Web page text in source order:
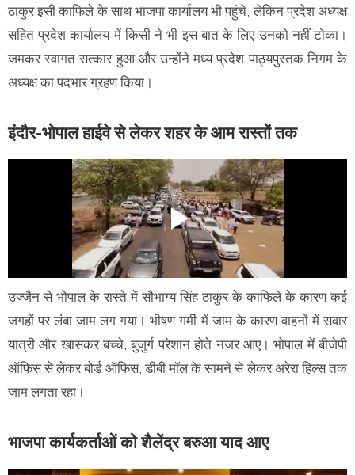
ठाकुर इसी काफिले के साथ भाजपा कार्यालय भी पहुंचे, लेकिन प्रदेश अध्यक्ष
सहित प्रदेश कार्यालय में किसी ने भी इस बात के लिए उनको नहीं टोका।
जमकर स्वागत सत्कार हुआ और उन्होंने मध्य प्रदेश पाठ्यपुस्तक निगम के
अध्यक्ष का पदभार ग्रहण किया।
इंदौर-भोपाल हाईवे से लेकर शहर के आम रास्तों तक
उज्जैन से भोपाल के रास्ते में सौभाग्य सिंह ठाकुर के काफिले के कारण कई
जगहों पर लंबा जाम लग गया। भीषण गर्मी में जाम के कारण वाहनों में सवार
यात्री और खासकर बच्चे, बुजुर्ग परेशान होते नजर आए। भोपाल में बीजेपी
ऑफिस से लेकर बोर्ड ऑफिस, डीबी मॉल के सामने से लेकर अरेरा हिल्स तक
जाम लगता रहा।
भाजपा कार्यकर्ताओं को शैलेंद्र बरुआ याद आए